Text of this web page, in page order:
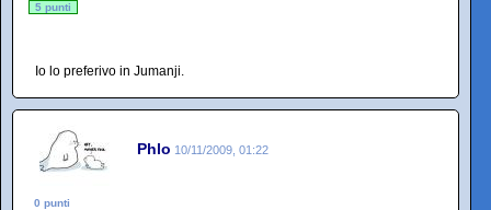
5 punti
Io lo preferivo in Jumanji.
Phlo 10/11/2009, 01:22
0 punti